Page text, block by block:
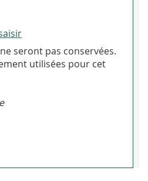
seront pas conservées.
utilisées pour cet